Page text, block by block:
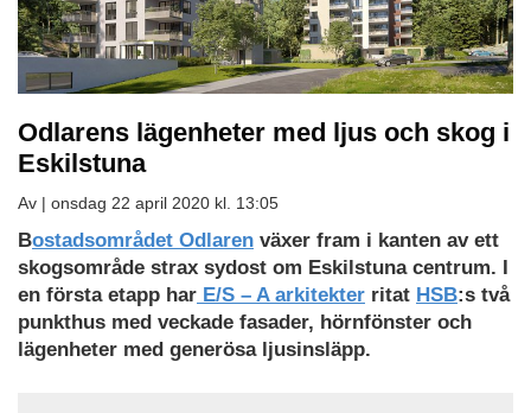
Odlarens lägenheter med ljus och skog i
Eskilstuna
Av | onsdag 22 april 2020 kl. 13:05
Bostadsområdet Odlaren växer fram i kanten av ett
skogsområde strax sydost om Eskilstuna centrum. I
en första etapp har E/S – A arkitekter ritat HSB:s två
punkthus med veckade fasader, hörnfönster och
lägenheter med generösa ljusinsläpp.